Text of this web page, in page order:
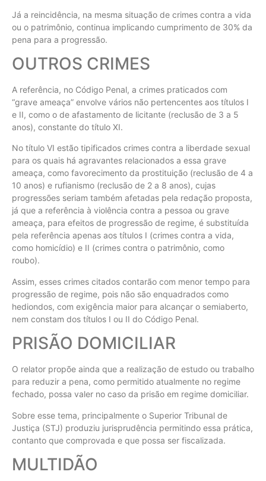
Já a reincidência, na mesma situação de crimes contra a vida
ou o patrimônio, continua implicando cumprimento de 30% da
pena para a progressão.
OUTROS CRIMES
A referência, no Código Penal, a crimes praticados com
“grave ameaça” envolve vários não pertencentes aos títulos I
e II, como o de afastamento de licitante (reclusão de 3 a 5
anos), constante do título XI.
No título VI estão tipificados crimes contra a liberdade sexual
para os quais há agravantes relacionados a essa grave
ameaça, como favorecimento da prostituição (reclusão de 4 a
10 anos) e rufianismo (reclusão de 2 a 8 anos), cujas
progressões seriam também afetadas pela redação proposta,
já que a referência à violência contra a pessoa ou grave
ameaça, para efeitos de progressão de regime, é substituída
pela referência apenas aos títulos I (crimes contra a vida,
como homicídio) e II (crimes contra o patrimônio, como
roubo).
Assim, esses crimes citados contarão com menor tempo para
progressão de regime, pois não são enquadrados como
hediondos, com exigência maior para alcançar o semiaberto,
nem constam dos títulos I ou II do Código Penal.
PRISÃO DOMICILIAR
O relator propõe ainda que a realização de estudo ou trabalho
para reduzir a pena, como permitido atualmente no regime
fechado, possa valer no caso da prisão em regime domiciliar.
Sobre esse tema, principalmente o Superior Tribunal de
Justiça (STJ) produziu jurisprudência permitindo essa prática,
contanto que comprovada e que possa ser fiscalizada.
MULTIDÃO